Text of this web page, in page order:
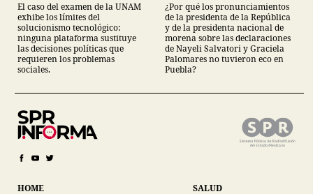
El caso del examen de la UNAM
exhibe los límites del
solucionismo tecnológico:
ninguna plataforma sustituye
las decisiones políticas que
requieren los problemas
sociales.
¿Por qué los pronunciamientos
de la presidenta de la República
y de la presidenta nacional de
morena sobre las declaraciones
de Nayeli Salvatori y Graciela
Palomares no tuvieron eco en
Puebla?
HOME SALUD